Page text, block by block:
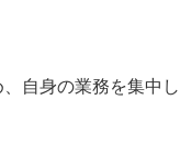
自身の業務を集中